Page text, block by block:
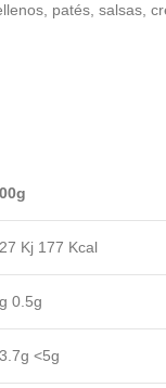
patés, salsas,
Kj 177 Kcal
0.5g
<5g